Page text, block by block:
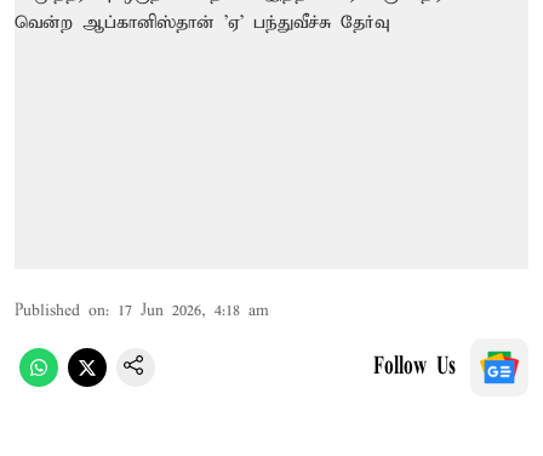
Published on: 17 Jun 2026, 4:18 am
Follow Us